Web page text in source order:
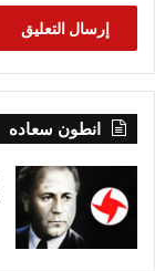
انطون سعاده